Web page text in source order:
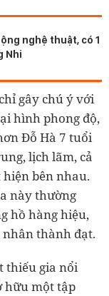
nghệ thuật, có 1
Nhi
gây chú ý với
hình phong độ,
Đỗ Hà 7 tuổi
lịch lãm, cả
bên nhau.
này thường
hồ hàng hiệu,
nhân thành đạt.
thiếu gia nổi
hữu một tập